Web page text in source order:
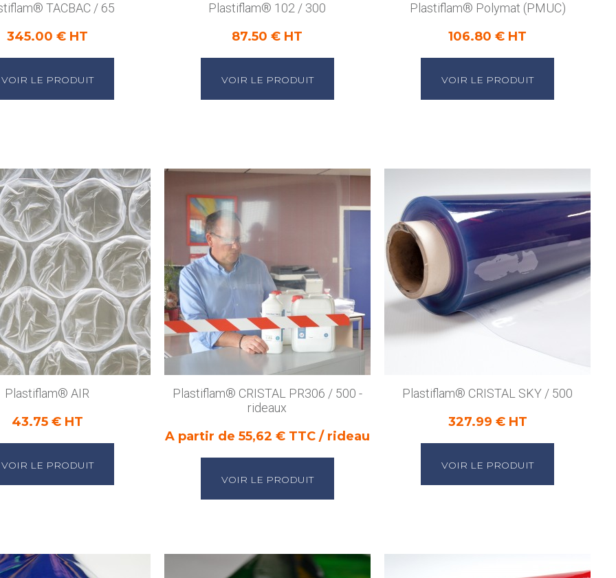
TACBAC / 65
345.00 € HT
VOIR LE PRODUIT
Plastiflam® 102 / 300
87.50 € HT
VOIR LE PRODUIT
Plastiflam® Polymat (PMUC)
106.80 € HT
VOIR LE PRODUIT
Plastiflam® AIR
43.75 € HT
VOIR LE PRODUIT
Plastiflam® CRISTAL PR306 / 500 -
rideaux
A partir de 55,62 € TTC / rideau
VOIR LE PRODUIT
Plastiflam® CRISTAL SKY / 500
327.99 € HT
VOIR LE PRODUIT